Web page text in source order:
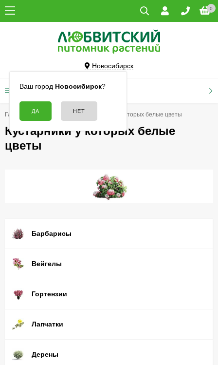
0
Новосибирск
Ваш город Новосибирск?
КАТАЛОГ ТОВАРОВ
Главная Кустарники у которых белые цветы
Кустарники у которых белые
цветы
Барбарисы
Вейгелы
Гортензии
Лапчатки
Дерены